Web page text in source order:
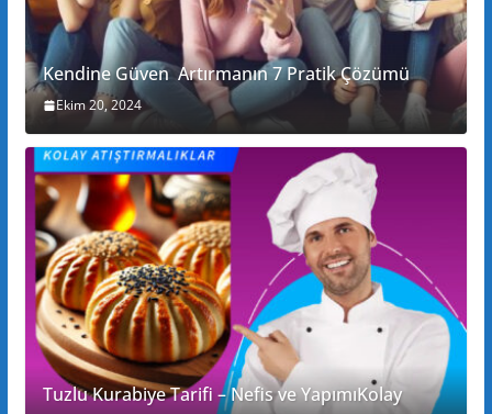
Kendine Güven Artırmanın 7 Pratik Çözümü
Ekim 20, 2024
Tuzlu Kurabiye Tarifi – Nefis ve YapımıKolay